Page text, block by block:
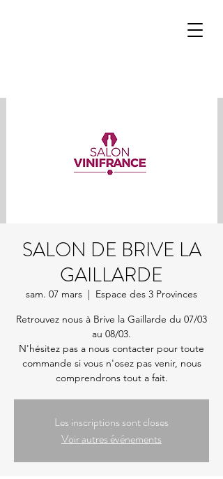
SALON DE BRIVE LA
GAILLARDE
sam. 07 mars
  |
Espace des 3 Provinces
Retrouvez nous à Brive la Gaillarde du 07/03
au 08/03.
N'hésitez pas a nous contacter pour toute
commande si vous n'osez pas venir, nous
comprendrons tout a fait.
Les inscriptions sont closes
Voir autres événements